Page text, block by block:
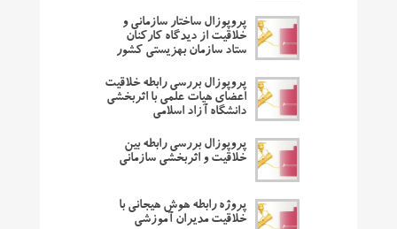
پروپوزال ساختار سازمانی و
خلاقیت از دیدگاه کارکنان
ستاد سازمان بهزیستی کشور
پروپوزال بررسی رابطه خلاقیت
اعضای هیات علمی با اثربخشی
دانشگاه آزاد اسلامی
پروپوزال بررسی رابطه بین
خلاقیت و اثربخشی سازمانی
پروژه رابطه هوش هیجانی با
خلاقیت مدیران آموزشی